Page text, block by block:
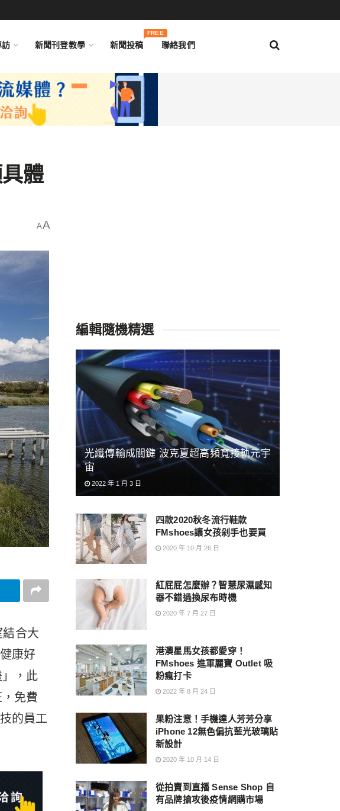
訪 新聞刊登教學 新聞投稿
FREE
聯絡我們
體
AA
合大
康好
，此
免費
的員工
編輯隨機精選
光纖傳輸成關鍵 波克夏超高頻寬接軌元宇
宙
2022 年 1 月 3 日
四款2020秋冬流行鞋款
FMshoes讓女孩剁手也要買
2020 年 10 月 26 日
紅屁屁怎麼辦？智慧尿濕感知
器不錯過換尿布時機
2020 年 7 月 27 日
港澳星馬女孩都愛穿！
FMshoes 進軍麗寶 Outlet 吸
粉瘋打卡
2022 年 8 月 24 日
果粉注意！手機達人芳芳分享
iPhone 12無色偏抗藍光玻璃貼
新設計
2020 年 10 月 14 日
從拍賣到直播 Sense Shop 自
有品牌搶攻後疫情網購市場